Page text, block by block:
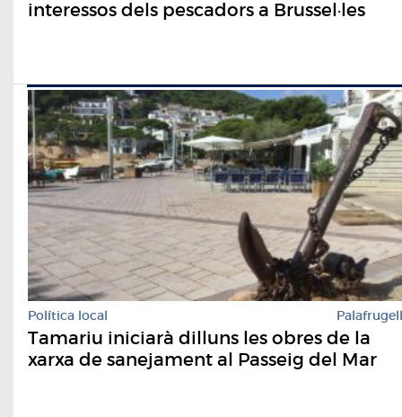
interessos dels pescadors a Brussel·les
Política local Palafrugell
Tamariu iniciarà dilluns les obres de la
xarxa de sanejament al Passeig del Mar